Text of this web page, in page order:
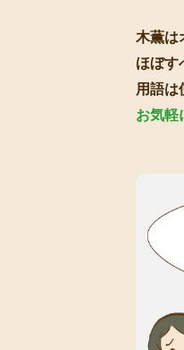
木薫は
ほぼす
用語
お気軽